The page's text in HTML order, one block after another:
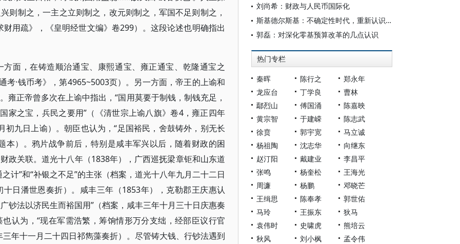
则制之，一主之立则制之，改元则制之，军国不足则制之，
用疏》，《皇明经世文编》卷299）。这段论述也明确指出
面，在铸造顺治通宝、康熙通宝、雍正通宝、乾隆通宝之
考·钱币考》，第4965~5003页）。另一方面，帝王的上谕和
雍正帝曾多次在上谕中指出，“国用莫要于制钱，制钱充足，
家之宝，兵民之要用”（《清世宗上谕八旗》卷4，雍正四年
九日上谕）。朝臣也认为，“足国裕民，舍鼓铸外，别无长
本）。鸦片战争前后，特别是咸丰军兴以后，随着财政的困
政关联。道光十八年（1838年），广西巡抚梁章钜和山东道
计”和“补银之不足”的主张（档案，道光十八年九月二十二日
日潘世恩奏折）。咸丰三年（1853年），克勒郡王庆惠认
钞法以济民生而裕国用”（档案，咸丰三年十月三十日庆惠奏
认为，“现在军需浩繁，筹饷情形万分支绌，经部臣议行官
年十一月二十四日祁雋藻奏折）。尽管铸大钱、行钞法遇到
刘尚希：财政与人民币国际化
斯基德尔斯基：不确定性时代，重新认识货币与政府在经济秩序中的角色
郭磊：对深化零基预算改革的几点认识
热门专栏
秦晖 陈行之
郑永年
龙应台
丁学良
曹林
鄢烈山
傅国涌
陈嘉映
黄宗智
于建嵘
陈志武
徐贲
郭宇宽
马立诚
杨祖陶
沈志华
向继东
赵汀阳
戴建业
李昌平
张鸣
杨奎松
王海光
周濂
杨鹏
邓晓芒
王缉思
陈奉孝
郭世佑
马玲
王振东
狄马
袁伟时
史啸虎
熊培云
秋风
刘小枫
孟令伟